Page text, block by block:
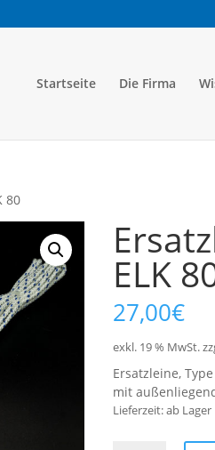
Startseite Die Firma
80
ELK
27,00€
exkl. 19 % MwSt.
Ersatzleine,
mit
Lieferzeit:ab Lager